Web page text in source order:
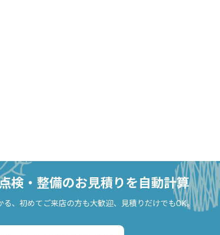
検・整備のお見積りを自動計算
、 初めてご来店の方も大歓迎、見積りだけでもOK。